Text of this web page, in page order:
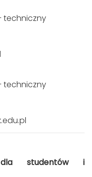
techniczny
techniczny
dla studentów i